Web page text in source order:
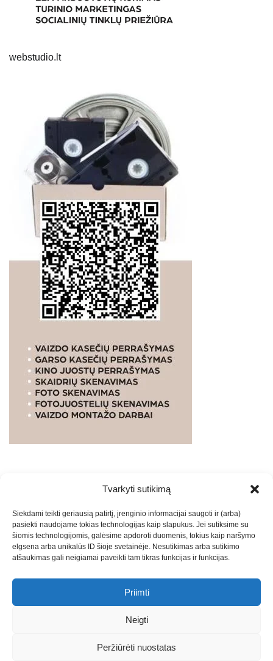
Tvarkyti sutikimą
Siekdami teikti geriausią patirtį, įrenginio informacijai saugoti ir (arba)
pasiekti naudojame tokias technologijas kaip slapukus. Jei sutiksime su
šiomis technologijomis, galėsime apdoroti duomenis, tokius kaip naršymo
elgsena arba unikalūs ID šioje svetainėje. Nesutikimas arba sutikimo
atšaukimas gali neigiamai paveikti tam tikras funkcijas ir funkcijas.
Priimti
Neigti
Peržiūrėti nuostatas
webstudio.lt
PASLAUGOS. SEO tekstų rašymas, turinio kūrimas,
straipsnių rašymas ir talpinimas į mūsų valdomas
svetaines.2026Armijai.LTTheme: Express News ByAdore
Themes.
Marketingo agentūra -Teisinės
-Saulius Narbutas
Regionų naujienos-